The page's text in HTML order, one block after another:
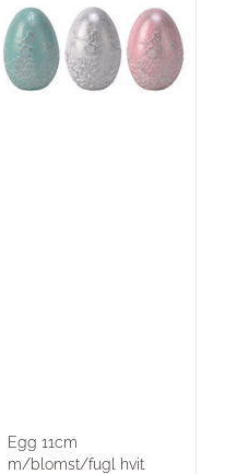
Egg 11cm
m/blomst/fugl hvit